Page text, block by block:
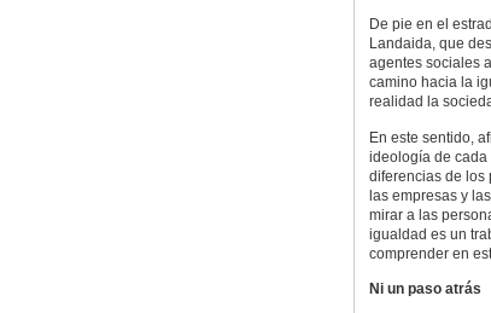
De pie en el
Landaida, que
agentes sociales
camino hacia la
realidad la
En este sentido,
ideología de cada
diferencias de los
las empresas y
mirar a las
igualdad es un
comprender en
Ni un paso atrás